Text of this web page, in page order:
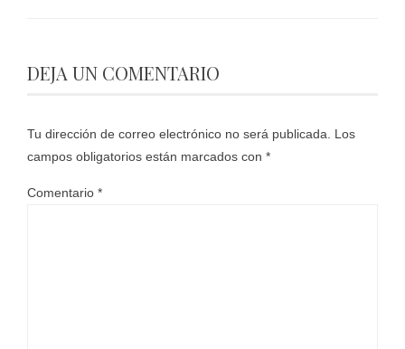
DEJA UN COMENTARIO
Tu dirección de correo electrónico no será publicada.
Los
campos obligatorios están marcados con *
Comentario *